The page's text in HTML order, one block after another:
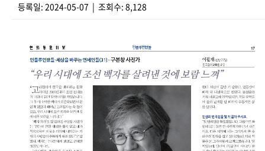
등록일: 2024-05-07 | 조회수: 8,128